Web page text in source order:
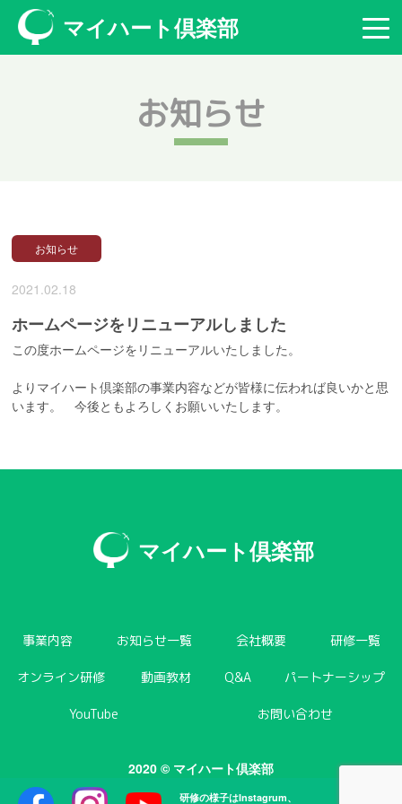
マイハート倶楽部
お知らせ
お知らせ
2021.02.18
ホームページをリニューアルしました
この度ホームページをリニューアルいたしました。
よりマイハート倶楽部の事業内容などが皆様に伝われば良いかと思
います。 今後ともよろしくお願いいたします。
研修の様子はInstagrum、
マイハート倶楽部
事業内容 お知らせ一覧 会社概要 研修一覧
オンライン研修 動画教材 Q&A パートナーシップ
YouTube お問い合わせ
2020 © マイハート倶楽部